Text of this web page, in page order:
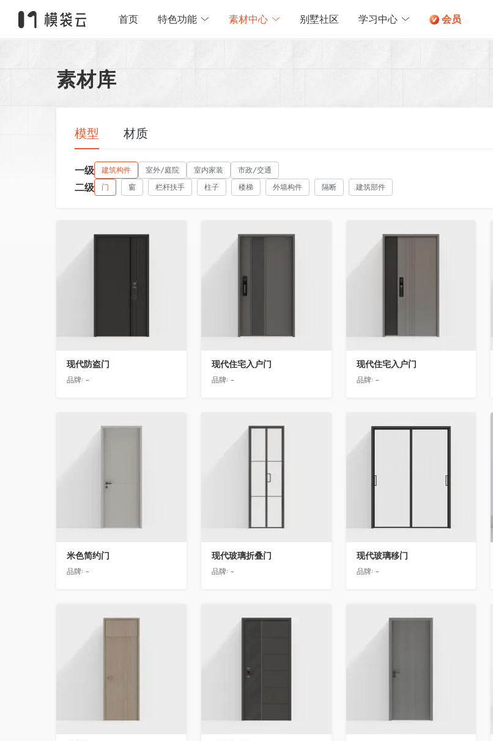
首页 特色功能 素材中心 别墅社区 学习中心 会员
素材库
模型 材质
一级 建筑构件 室外/庭院 室内家装 市政/交通
二级 门 窗 栏杆扶手 柱子 楼梯 外墙构件 隔断 建筑部件
收藏
现代防盗门
品牌: -
收藏
现代住宅入户门
品牌: -
收藏
现代住宅入户门
品牌: -
米色简约门
品牌: -
现代玻璃折叠门
品牌: -
收藏
现代玻璃移门
品牌: -
收藏 收藏